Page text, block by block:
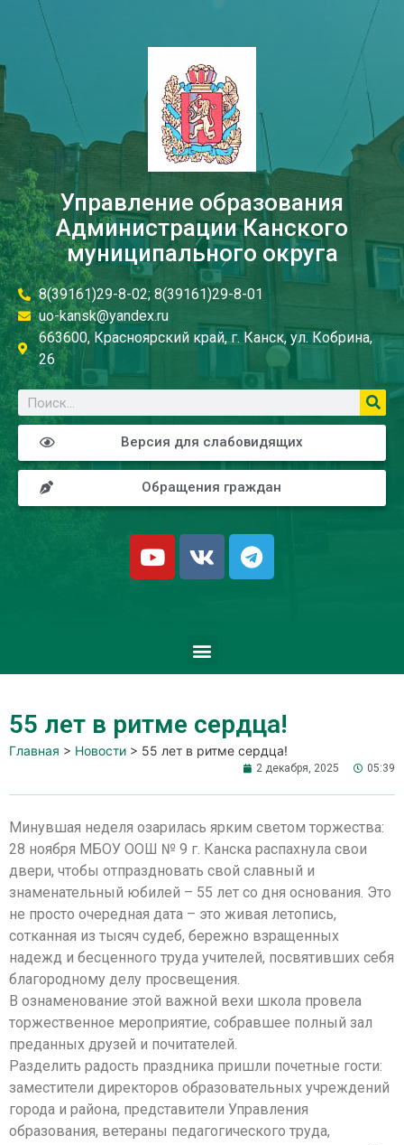
Управление образования
Администрации Канского
муниципального округа
8(39161)29-8-02; 8(39161)29-8-01
uo-kansk@yandex.ru
663600, Красноярский край, г. Канск, ул. Кобрина,
26
Версия для слабовидящих
Обращения граждан
55 лет в ритме сердца!
Главная > Новости > 55 лет в ритме сердца!
2 декабря, 2025 05:39
Минувшая неделя озарилась ярким светом торжества:
28 ноября МБОУ ООШ № 9 г. Канска распахнула свои
двери, чтобы отпраздновать свой славный и
знаменательный юбилей – 55 лет со дня основания. Это
не просто очередная дата – это живая летопись,
сотканная из тысяч судеб, бережно взращенных
надежд и бесценного труда учителей, посвятивших себя
благородному делу просвещения.
В ознаменование этой важной вехи школа провела
торжественное мероприятие, собравшее полный зал
преданных друзей и почитателей.
Разделить радость праздника пришли почетные гости:
заместители директоров образовательных учреждений
города и района, представители Управления
образования, ветераны педагогического труда,